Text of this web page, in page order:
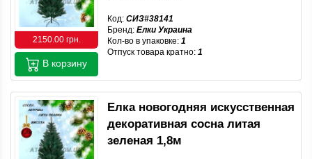
2150.00 грн.
Код: СИЗ#38141
Бренд: Елки Украина
Кол-во в упаковке: 1
Отпуск товара кратно: 1
В корзину
Елка новогодняя искусственная
декоративная сосна литая
зеленая 1,8м